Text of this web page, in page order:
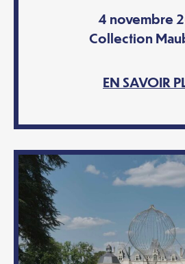
4 novembre
Collection
EN SAVOIR